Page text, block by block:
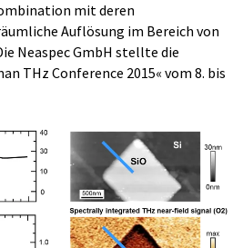
mit deren
Auflösung im Bereich von
Neaspec GmbH stellte die
THz Conference 2015« vom 8. bis